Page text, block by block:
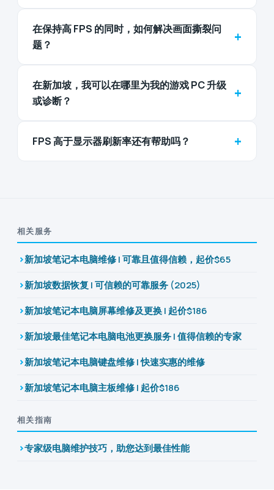
在保持高 FPS 的同时，如何解决画面撕裂问
题？
+
在新加坡，我可以在哪里为我的游戏 PC 升级
或诊断？
+
FPS 高于显示器刷新率还有帮助吗？ +
相关服务
新加坡笔记本电脑维修 | 可靠且值得信赖，起价$65
新加坡数据恢复 | 可信赖的可靠服务 (2025)
新加坡笔记本电脑屏幕维修及更换 | 起价$186
新加坡最佳笔记本电脑电池更换服务 | 值得信赖的专家
新加坡笔记本电脑键盘维修 | 快速实惠的维修
新加坡笔记本电脑主板维修 | 起价$186
相关指南
专家级电脑维护技巧，助您达到最佳性能